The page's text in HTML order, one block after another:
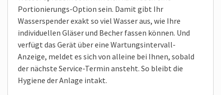
Portionierungs-Option sein. Damit gibt Ihr
Wasserspender exakt so viel Wasser aus, wie Ihre
individuellen Gläser und Becher fassen können. Und
verfügt das Gerät über eine Wartungsintervall-
Anzeige, meldet es sich von alleine bei Ihnen, sobald
der nächste Service-Termin ansteht. So bleibt die
Hygiene der Anlage intakt.